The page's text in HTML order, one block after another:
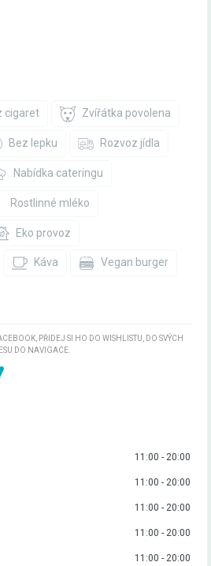
cigaret Zvířátka povolena
Bez lepku Rozvoz jídla
Nabídka cateringu
Rostlinné mléko
Eko provoz
Káva Vegan burger
PŘIDEJ SI HO DO WISHLISTU, DO SVÝCH
DO NAVIGACE.
11:00 - 20:00
11:00 - 20:00
11:00 - 20:00
11:00 - 20:00
11:00 - 20:00